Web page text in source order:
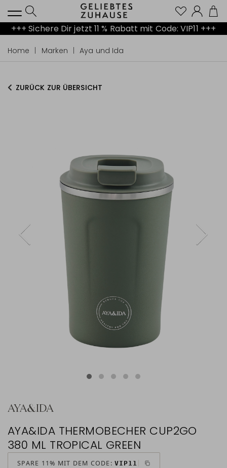
+++ Sichere Dir jetzt 11 % Rabatt mit Code: VIP11 +++
Home Marken Aya und Ida
ZURÜCK ZUR ÜBERSICHT
AYA&IDA THERMOBECHER CUP2GO
380 ML TROPICAL GREEN
SPARE 11% MIT DEM CODE: VIP11